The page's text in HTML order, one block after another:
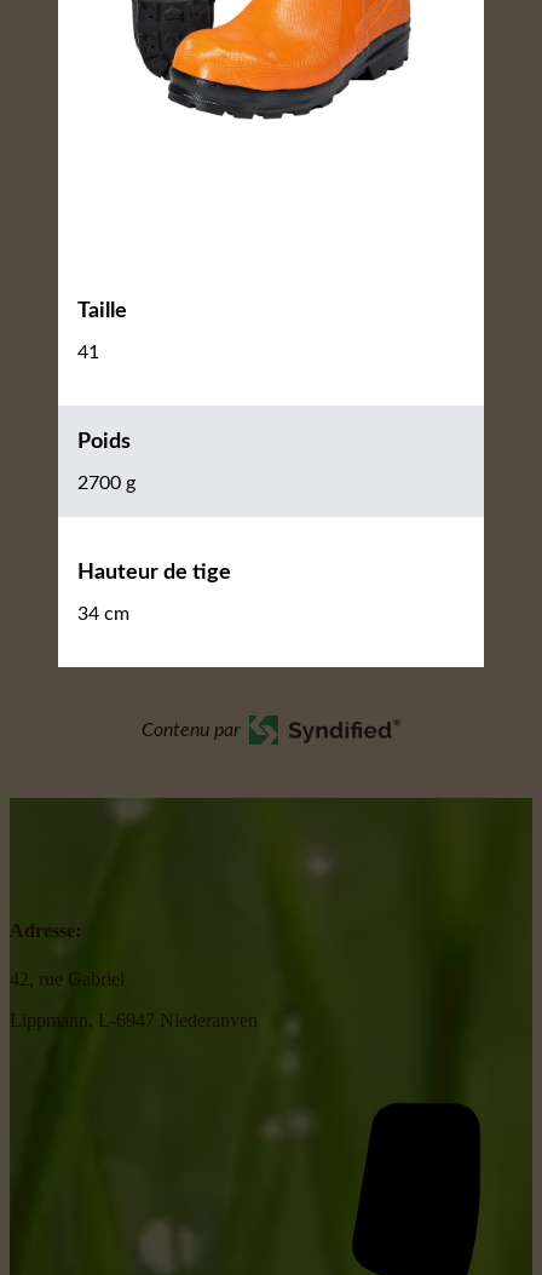
Taille
41
Poids
2700 g
Hauteur de tige
34 cm
Contenu par
Adresse:
42, rue Gabriel
Lippmann, L-6947 Niederanven